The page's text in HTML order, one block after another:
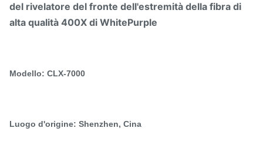
del rivelatore del fronte dell'estremità della fibra di
alta qualità 400X di WhitePurple
Modello: CLX-7000
Luogo d'origine: Shenzhen, Cina